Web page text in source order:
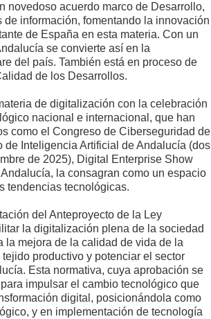
novedoso acuerdo marco de Desarrollo,
información, fomentando la innovación
de España en esta materia. Con un
se convierte así en la
del país. También está en proceso de
de los Desarrollos.
de digitalización con la celebración
nacional e internacional, que han
como el Congreso de Ciberseguridad de
Inteligencia Artificial de Andalucía (dos
de 2025), Digital Enterprise Show
la consagran como un espacio
tendencias tecnológicas.
del Anteproyecto de la Ley
la digitalización plena de la sociedad
la mejora de la calidad de vida de la
productivo y potenciar el sector
Esta normativa, cuya aprobación se
impulsar el cambio tecnológico que
digital, posicionándola como
y en implementación de tecnología